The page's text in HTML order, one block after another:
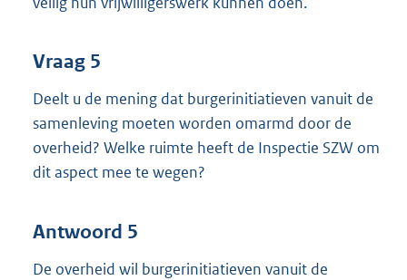
Vraag 5
Deelt u de mening dat burgerinitiatieven vanuit de
samenleving moeten worden omarmd door de
overheid? Welke ruimte heeft de Inspectie SZW om
dit aspect mee te wegen?
Antwoord 5
De overheid wil burgerinitiatieven vanuit de